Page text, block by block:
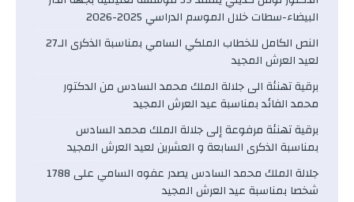
البيضاء-سطات خلال الموسم الدراسي 2025-2026
النص الكامل للخطاب الملكي السامي بمناسبة الذكرى الـ27
لعيد العرش المجيد
برقية تهنئة الى جلالة الملك محمد السادس من الدكتور
محمد الفائد بمناسبة عيد العرش المجيد
برقية تهنئة مرفوعة إلى جلالة الملك محمد السادس
بمناسبة الذكرى السابعة و العشرين لعيد العرش المجيد
جلالة الملك محمد السادس يصدر عفوه السامي على 1788
شخصا بمناسبة عيد العرش المجيد